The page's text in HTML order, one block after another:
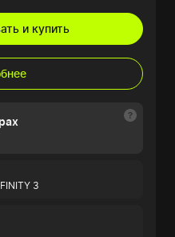
и купить
3